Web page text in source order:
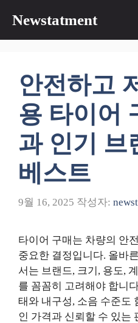
츠
Newstatment
안전하고
용 타이어
과 인기 브
베스트
9월 16, 2025 작성자:
타이어 구매는 차량의 안
중요한 결정입니다. 올바
서는 브랜드, 크기, 용도,
를 꼼꼼히 고려해야 합니
태와 내구성, 소음 수준도
인 가격과 신뢰할 수 있는